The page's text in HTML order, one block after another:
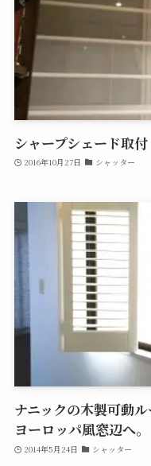
シャープシェード取
2016年10月27日 シャッター
ナニックの木製可動
ヨーロッパ風窓辺へ。
2014年5月24日 シャッター